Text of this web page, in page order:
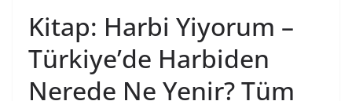
Kitap: Harbi Yiyorum –
Türkiye’de Harbiden
Nerede Ne Yenir? Tüm